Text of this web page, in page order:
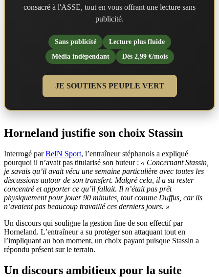
consacré à l'ASSE, tout en vous offrant une lecture sans
publicité.
Sans publicité
Lecture plus fluide
Média indépendant
Dès 2,99 €/mois
JE SOUTIENS PEUPLE VERT
Horneland justifie son choix Stassin
Interrogé parBeIN Sport, l’entraîneur stéphanois a expliqué
pourquoi il n’avait pas titularisé son buteur : « Concernant Stassin,
je savais qu’il avait vécu une semaine particulière avec toutes les
discussions autour de son transfert. Malgré cela, il a su rester
concentré et apporter ce qu’il fallait. Il n’était pas prêt
physiquement pour jouer 90 minutes, tout comme Duffus, car ils
n’avaient pas beaucoup travaillé ces derniers jours. »
Un discours qui souligne la gestion fine de son effectif par
Horneland. L’entraîneur a su protéger son attaquant tout en
l’impliquant au bon moment, un choix payant puisque Stassin a
répondu présent sur le terrain.
Un discours ambitieux pour la suite